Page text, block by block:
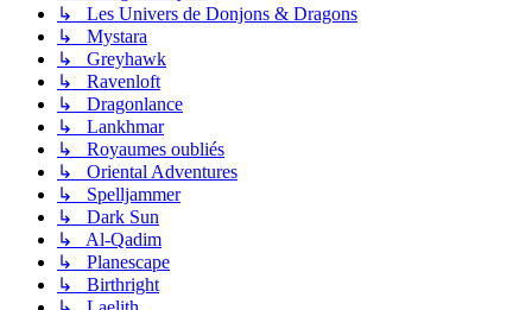
↳ Les Univers de Donjons & Dragons
↳ Mystara
↳ Greyhawk
↳ Ravenloft
↳ Dragonlance
↳ Lankhmar
↳ Royaumes oubliés
↳ Oriental Adventures
↳ Spelljammer
↳ Dark Sun
↳ Al-Qadim
↳ Planescape
↳ Birthright